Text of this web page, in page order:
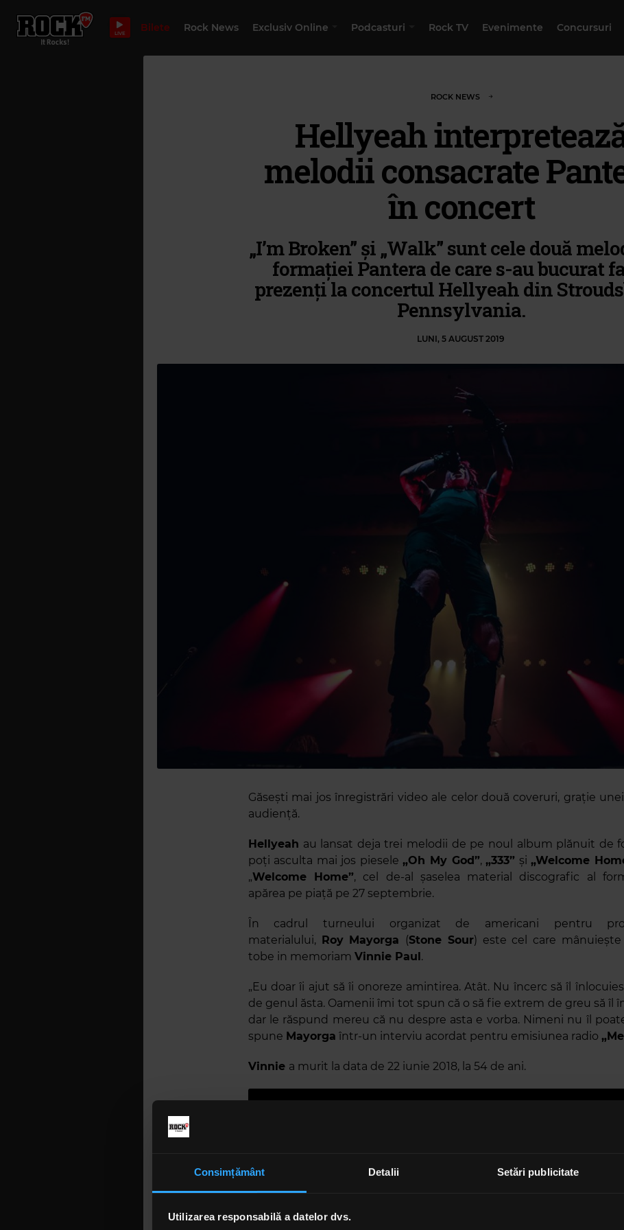
Consimțământ Detalii Setări publicitate
Utilizarea responsabilă a datelor dvs.
LIVE Bilete Rock News Exclusiv Online Podcasturi Rock TV Evenimente Concursuri
ROCK NEWS
Hellyeah
melodii consacrate
în concert
„I’m Broken” și „Walk” sunt cele două
formației Pantera de care s-au bucurat
prezenți la concertul Hellyeah din
Pennsylvania.
LUNI, 5 AUGUST 2019
Găsești mai jos înregistrări video ale celor două coveruri, grație
audiență.
Hellyeah au lansat deja trei melodii de pe noul album plănuit de
poți asculta mai jos piesele„Oh My God”,„333” și„Welcome
„Welcome Home”, cel de-al șaselea material discografic al
apărea pe piață pe 27 septembrie.
În cadrul turneului organizat de americani pentru
materialului,
Roy Mayorga (Stone Sour) este cel care
tobe in memoriam Vinnie Paul .
„Eu doar îi ajut să îi onoreze amintirea. Atât. Nu încerc să îl
de genul ăsta. Oamenii îmi tot spun că o să fie extrem de greu să îl
dar le răspund mereu că nu despre asta e vorba. Nimeni nu îl
spune Mayorga într-un interviu acordat pentru emisiunea radio „
Vinnie a murit la data de 22 iunie 2018, la 54 de ani.